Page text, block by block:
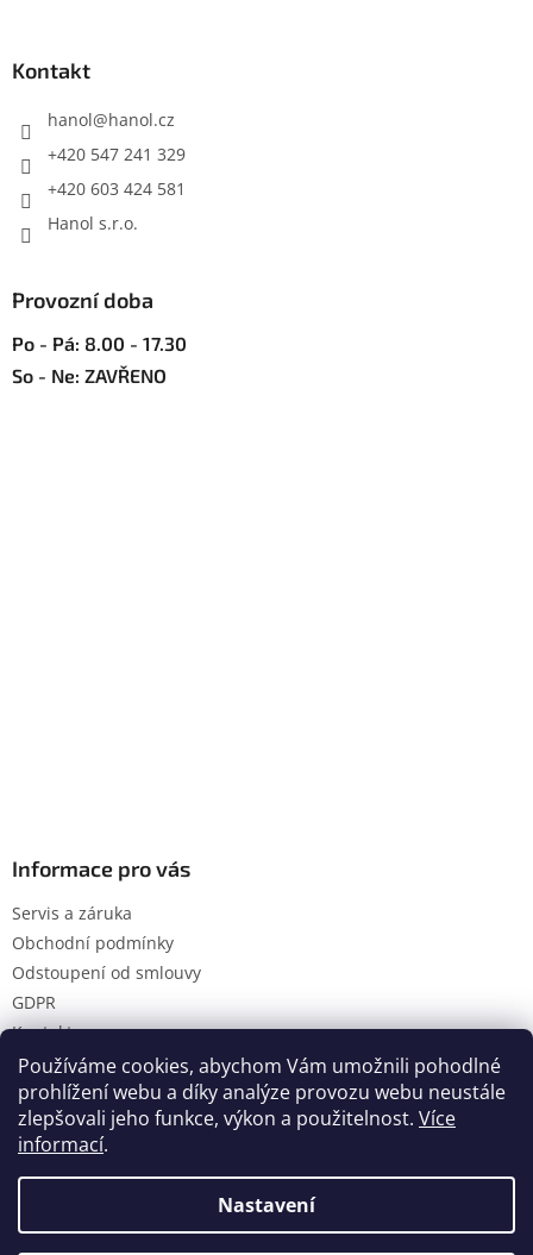
Používáme cookies, abychom Vám umožnili pohodlné
prohlížení webu a díky analýze provozu webu neustále
zlepšovali jeho funkce, výkon a použitelnost. Více
informací.
Nastavení
Kontakt
hanol@hanol.cz
+420 547 241 329
+420 603 424 581
Hanol s.r.o.
Provozní doba
Po - Pá: 8.00 - 17.30
So - Ne: ZAVŘENO
Informace pro vás
Servis a záruka
Obchodní podmínky
Odstoupení od smlouvy
GDPR
Kontakty
Vytvořil Shoptet
Hanol s.r.o.. Všechna práva vyhrazena.
Upravit nastavení cookies